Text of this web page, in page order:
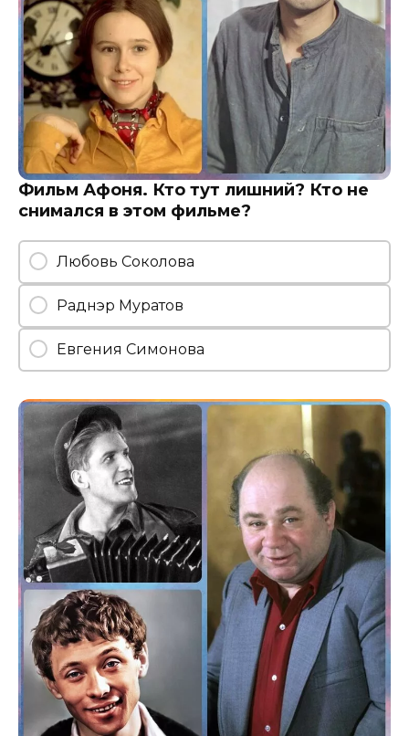
Фильм Афоня. Кто тут лишний? Кто не
снимался в этом фильме?
Любовь Соколова
Раднэр Муратов
Евгения Симонова